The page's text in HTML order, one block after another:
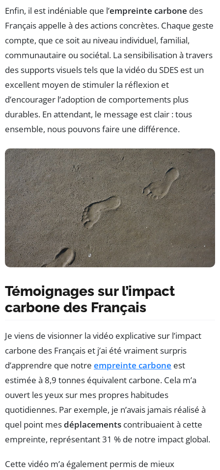
Enfin, il est indéniable que l’empreinte carbone des
Français appelle à des actions concrètes. Chaque geste
compte, que ce soit au niveau individuel, familial,
communautaire ou sociétal. La sensibilisation à travers
des supports visuels tels que la vidéo du SDES est un
excellent moyen de stimuler la réflexion et
d’encourager l’adoption de comportements plus
durables. En attendant, le message est clair : tous
ensemble, nous pouvons faire une différence.
Témoignages sur l’impact
carbone des Français
Je viens de visionner la vidéo explicative sur l’impact
carbone des Français et j’ai été vraiment surpris
d’apprendre que notre empreinte carbone est
estimée à 8,9 tonnes équivalent carbone. Cela m’a
ouvert les yeux sur mes propres habitudes
quotidiennes. Par exemple, je n’avais jamais réalisé à
quel point mesdéplacements contribuaient à cette
empreinte, représentant 31 % de notre impact global.
Cette vidéo m’a également permis de mieux